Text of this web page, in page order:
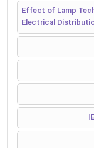
Effect of Lamp
Electrical